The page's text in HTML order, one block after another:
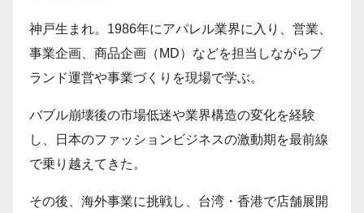
神戸生まれ。1986年にアパレル業界に入り、営業、
事業企画、商品企画（MD）などを担当しながらブ
ランド運営や事業づくりを現場で学ぶ。
バブル崩壊後の市場低迷や業界構造の変化を経験
し、日本のファッションビジネスの激動期を最前線
で乗り越えてきた。
その後、海外事業に挑戦し、台湾・香港で店舗展開